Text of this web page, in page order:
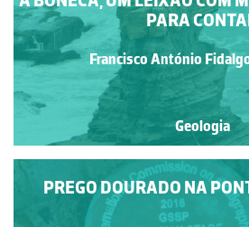
PARA
Francisco António
Geologia
PREGO DOURADO NA